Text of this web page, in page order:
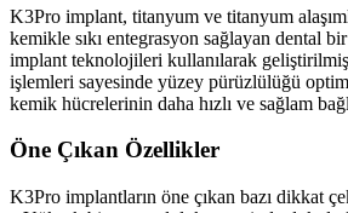
K3Pro implant, titanyum ve titanyum
kemikle sıkı entegrasyon sağlayan dental
implant teknolojileri kullanılarak
işlemleri sayesinde yüzey pürüzlülüğü
kemik hücrelerinin daha hızlı ve sağlam
Öne Çıkan Özellikler
K3Pro implantların öne çıkan bazı dikkat